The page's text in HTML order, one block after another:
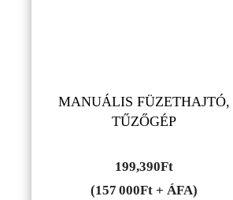
MANUÁLIS FÜZETHAJTÓ,
TŰZŐGÉP
199,390Ft
(157 000Ft + ÁFA)